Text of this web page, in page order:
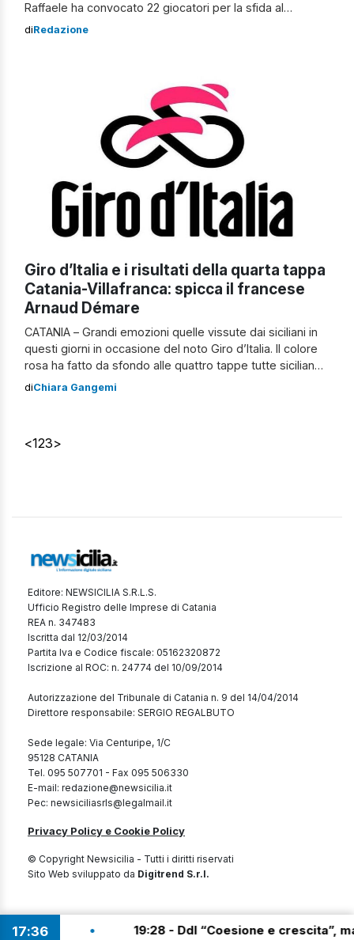
Raffaele ha convocato 22 giocatori per la sfida al
Potenza, in programma domenica 20 dicembre alle 15
diRedazione
Giro d’Italia e i risultati della quarta tappa
Catania-Villafranca: spicca il francese
Arnaud Démare
CATANIA – Grandi emozioni quelle vissute dai siciliani in
questi giorni in occasione del noto Giro d’Italia. Il colore
rosa ha fatto da sfondo alle quattro tappe tutte siciliane,
che hanno visto i ciclisti impegnati nell’attraversamento
diChiara Gangemi
<123>
Editore: NEWSICILIA S.R.L.S.
Ufficio Registro delle Imprese di Catania
REA n. 347483
Iscritta dal 12/03/2014
Partita Iva e Codice fiscale: 05162320872
Iscrizione al ROC: n. 24774 del 10/09/2014
Autorizzazione del Tribunale di Catania n. 9 del 14/04/2014
Direttore responsabile: SERGIO REGALBUTO
Sede legale: Via Centuripe, 1/C
95128 CATANIA
Tel. 095 507701 - Fax 095 506330
E-mail: redazione@newsicilia.it
Pec: newsiciliasrls@legalmail.it
Privacy Policy e Cookie Policy
© Copyright Newsicilia - Tutti i diritti riservati
Sito Web sviluppato da Digitrend S.r.l.
17 36
• 19:28 - Ddl “Coesione e crescita”, manovra